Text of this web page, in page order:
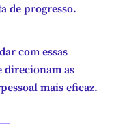
de progresso.
com essas
direcionam as
mais eficaz.